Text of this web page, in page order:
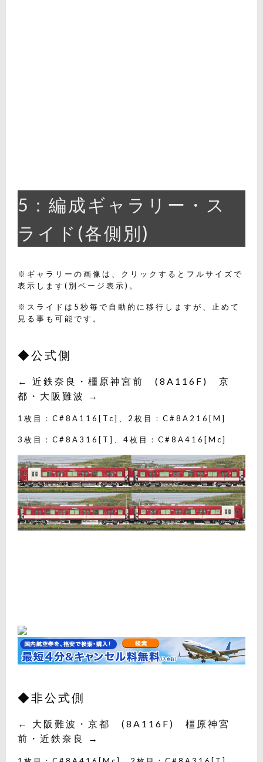
5：編成ギャラリー・ス
ライド(各側別)
※ギャラリーの画像は、クリックするとフルサイズで
表示します(別ページ表示)。
※スライドは5秒毎で自動的に移行しますが、止めて
見る事も可能です。
◆公式側
← 近鉄奈良・橿原神宮前 (8A116F) 京
都・大阪難波 →
1枚目：C#8A116[Tc]、2枚目：C#8A216[M]
3枚目：C#8A316[T]、4枚目：C#8A416[Mc]
◆非公式側
← 大阪難波・京都 (8A116F) 橿原神宮
前・近鉄奈良 →